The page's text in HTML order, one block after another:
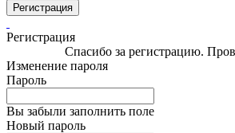
Регистрация
Регистрация
Спасибо за регистрацию.
Изменение пароля
Пароль
Вы забыли заполнить поле
Новый пароль